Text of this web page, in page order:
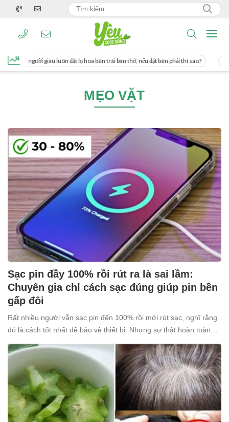
người giàu luôn đặt lọ hoa bên trái bàn thờ, nếu đặt bên phải thì sao?
MẸO VẶT
Sạc pin đầy 100% rồi rút ra là sai lầm:
Chuyên gia chỉ cách sạc đúng giúp pin bền
gấp đôi
Rất nhiều người vẫn sạc pin đến 100% rồi mới rút sạc, nghĩ rằng
đó là cách tốt nhất để bảo vệ thiết bị. Nhưng sự thật hoàn toàn
ngược lại: thói quen tưởng chừng “vô hại” này lại âm thầm khiến
pin nhanh chai, giảm tuổi thọ.